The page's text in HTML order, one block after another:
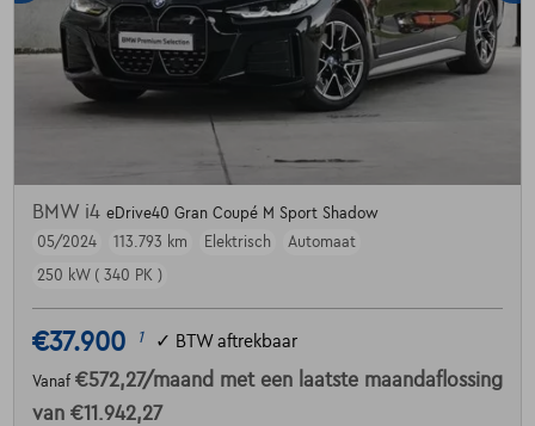
BMW i4 eDrive40 Gran Coupé M Sport Shadow
05/2024
113.793 km Elektrisch
Automaat
250 kW ( 340 PK )
€37.900 1 ✓ BTW aftrekbaar
Vanaf €572,27/maand met een laatste maandaflossing
van €11.942,27